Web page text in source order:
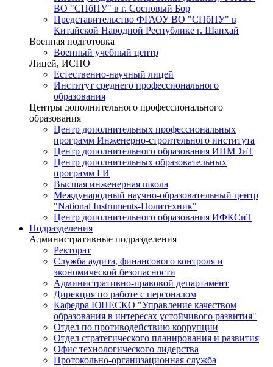
ВО "СПбПУ" в г. Сосновый Бор
Представительство ФГАОУ ВО "СПбПУ" в
Китайской Народной Республике г. Шанхай
Военная подготовка
Военный учебный центр
Лицей, ИСПО
Естественно-научный лицей
Институт среднего профессионального
образования
Центры дополнительного профессионального
образования
Центр дополнительных профессиональных
программ Инженерно-строительного института
Центр дополнительного образования ИПМЭиТ
Центр дополнительных образовательных
программ ГИ
Высшая инженерная школа
Международный научно-образовательный центр
"National Instruments-Политехник"
Центр дополнительного образования ИФКСиТ
Подразделения
Административные подразделения
Ректорат
Служба аудита, финансового контроля и
экономической безопасности
Административно-правовой департамент
Дирекция по работе с персоналом
Кафедра ЮНЕСКО "Управление качеством
образования в интересах устойчивого развития"
Отдел по противодействию коррупции
Отдел стратегического планирования и развития
Офис технологического лидерства
Протокольно-организационная служба